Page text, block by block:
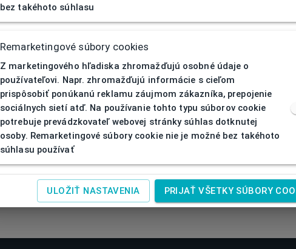
bez takéhoto súhlasu
Remarketingové súbory cookies
Z marketingového hľadiska zhromažďujú osobné údaje o
používateľovi. Napr. zhromažďujú informácie s cieľom
prispôsobiť ponúkanú reklamu záujmom zákazníka, prepojenie
sociálnych sietí atď. Na používanie tohto typu súborov cookie
potrebuje prevádzkovateľ webovej stránky súhlas dotknutej
osoby. Remarketingové súbory cookie nie je možné bez takéhoto
súhlasu používať
ULOŽIŤ NASTAVENIA PRIJAŤ VŠETKY SÚBORY